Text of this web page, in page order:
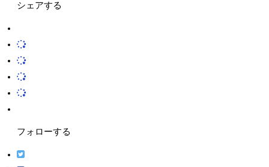
シェアする
フォローする